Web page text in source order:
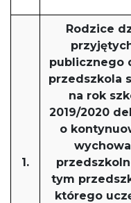
1.
Rodzice
publicznego
przedszkola
na rok
2019/2020
o
tym
którego